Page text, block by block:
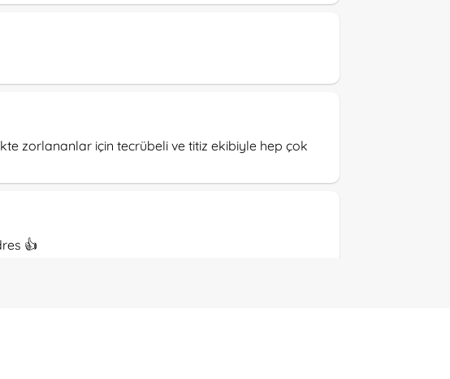
zorlananlar için tecrübeli ve titiz ekibiyle hep çok
👍